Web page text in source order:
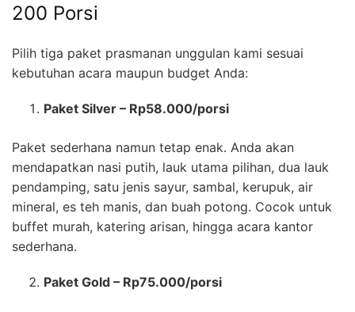
200 Porsi
Pilih tiga paket prasmanan unggulan kami sesuai
kebutuhan acara maupun budget Anda:
Paket Silver – Rp58.000/porsi
Paket sederhana namun tetap enak. Anda akan
mendapatkan nasi putih, lauk utama pilihan, dua lauk
pendamping, satu jenis sayur, sambal, kerupuk, air
mineral, es teh manis, dan buah potong. Cocok untuk
buffet murah, katering arisan, hingga acara kantor
sederhana.
Paket Gold – Rp75.000/porsi